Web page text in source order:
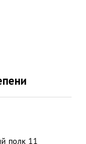
полк 11